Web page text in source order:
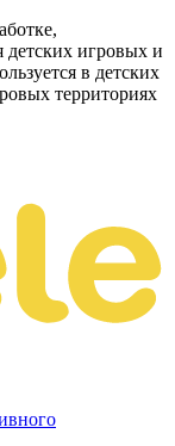
детских игровых и
в детских
территориях